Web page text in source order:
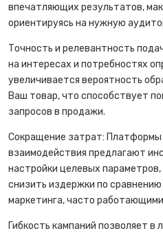
впечатляющих результатов,
ориентируясь на нужную
Точность и релевантность
на интересах и потребностях
увеличивается вероятность
Ваш товар, что способствует
запросов в продажи.
Сокращение затрат: Платформы
взаимодействия предлагают
настройки целевых
снизить издержки по
маркетинга, часто
Гибкость кампаний позволяет в